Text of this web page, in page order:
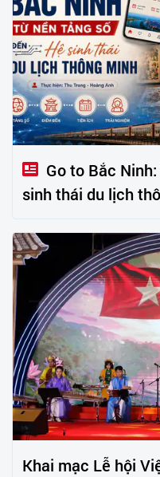
Go to Bắc
sinh thái du lịch
Khai mạc Lễ hội